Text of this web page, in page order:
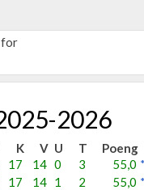
for
2026
K V U T
Poeng
17 14 0 3 55,0
17 14 1 2 55,0